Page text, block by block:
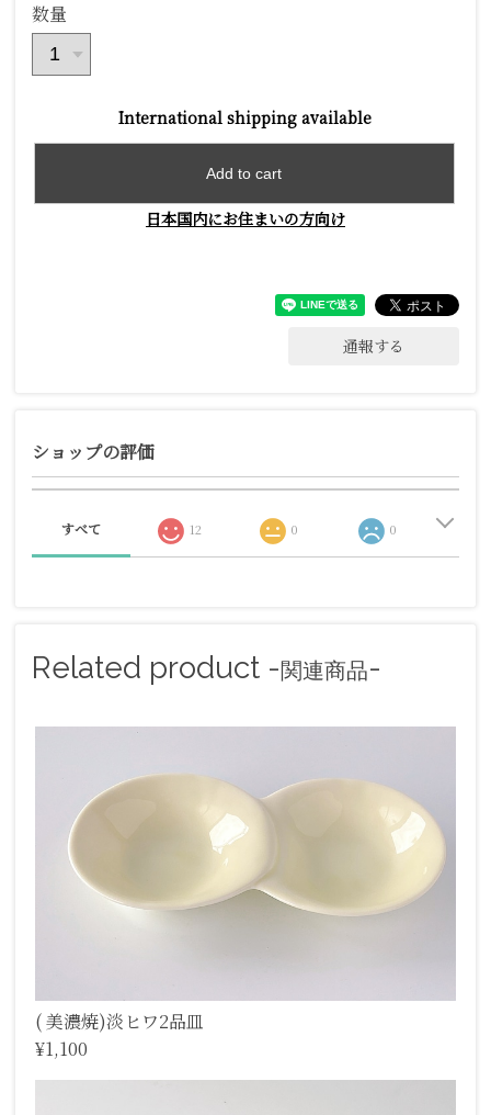
数量
International shipping available
Add to cart
日本国内にお住まいの方向け
通報する
ショップの評価
すべて 12 0 0
Related product -関連商品-
( 美濃焼)淡ヒワ2品皿
¥1,100